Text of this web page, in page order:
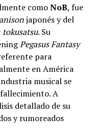
comoNoB, fue
anisonjaponés y del
tokusatsu. Su
Pegasus Fantasy
para
en América
musical se
A
detallado de su
y rumoreados